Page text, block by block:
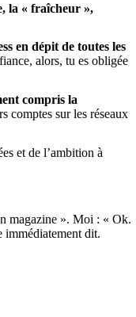
la « fraîcheur »,
en dépit de toutes les
alors, tu es obligée
compris la
comptes sur les réseaux
et de l’ambition à
magazine ». Moi : « Ok.
immédiatement dit.